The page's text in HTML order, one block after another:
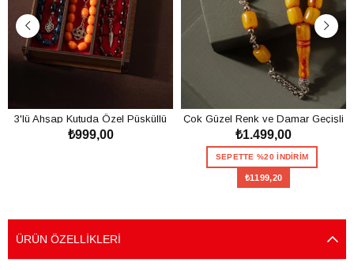
3'lü Ahşap Kutuda Özel Püsküllü
Toz Kehribar Tesbih Seti
₺999,00
Çok Güzel Renk ve Damar Geçişli
Toz Kehribar Tesbih
₺1.499,00
SEPETTE %20 İNDİRİM
₺1199,20
ÜRÜN ÖZELLIKLERI